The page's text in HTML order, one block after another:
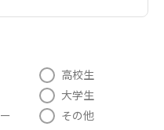
高校生
大学生
その他